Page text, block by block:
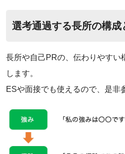
選考通過する長所の構成
長所や自己PRの、伝わりやすい
します。
ESや面接でも使えるので、是非